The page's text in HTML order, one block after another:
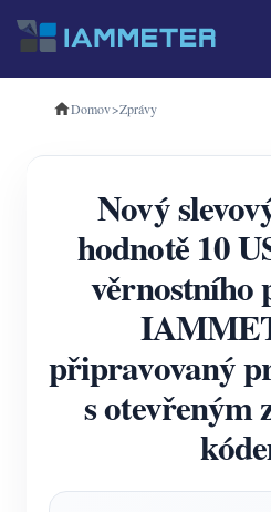
produkty
Třífázový Wi-Fi měřič
Třífázový Wi-Fi měřič
Třífázový Wi-Fi měřič
WiFi Power Controller
IAMMETER Cloud Pro
Samoobslužná
Nabíječka EV
Domov>Zprávy
Nový
hodnotě 10
věrnostního
připravovaný
s otevřeným